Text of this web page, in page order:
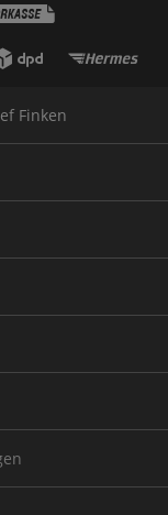
Finken